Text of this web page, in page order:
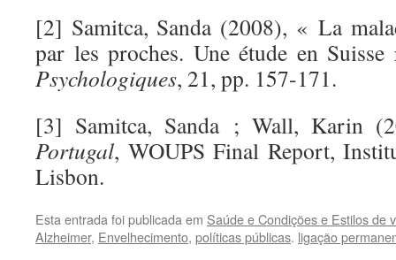
[2] Samitca, Sanda (2008), « La
par les proches. Une étude en
Psychologiques, 21, pp. 157-171.
[3] Samitca, Sanda ; Wall, Karin
Portugal, WOUPS Final Report,
Lisbon.
Esta entrada foi publicada em Saúde e Condições e Estilos de
Alzheimer, Envelhecimento, políticas públicas. ligação